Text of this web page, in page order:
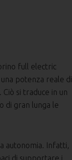
full electric
potenza reale di
si traduce in un
di gran lunga le
autonomia. Infatti,
di supportare i